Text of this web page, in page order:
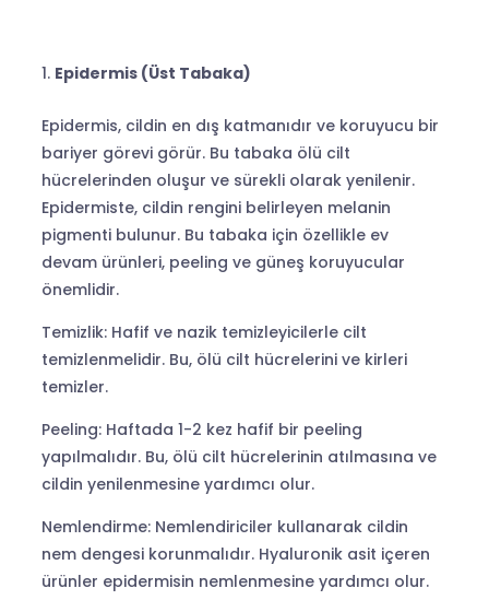
Epidermis (Üst Tabaka)
Epidermis, cildin en dış katmanıdır ve koruyucu bir
bariyer görevi görür. Bu tabaka ölü cilt
hücrelerinden oluşur ve sürekli olarak yenilenir.
Epidermiste, cildin rengini belirleyen melanin
pigmenti bulunur. Bu tabaka için özellikle ev
devam ürünleri, peeling ve güneş koruyucular
önemlidir.
Temizlik: Hafif ve nazik temizleyicilerle cilt
temizlenmelidir. Bu, ölü cilt hücrelerini ve kirleri
temizler.
Peeling: Haftada 1-2 kez hafif bir peeling
yapılmalıdır. Bu, ölü cilt hücrelerinin atılmasına ve
cildin yenilenmesine yardımcı olur.
Nemlendirme: Nemlendiriciler kullanarak cildin
nem dengesi korunmalıdır. Hyaluronik asit içeren
ürünler epidermisin nemlenmesine yardımcı olur.